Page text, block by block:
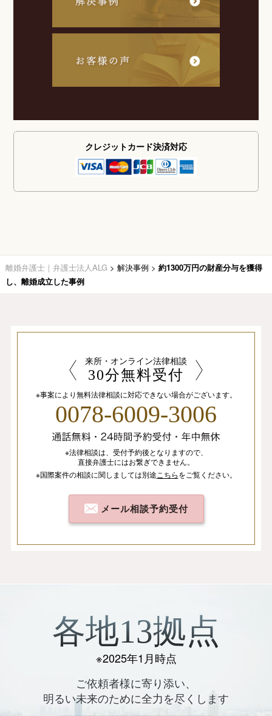
クレジットカード決済対応
離婚弁護士｜弁護士法人ALG > 解決事例 > 約1300万円の財産分与を獲得
し、離婚成立した事例
来所・オンライン法律相談
30分無料受付
※事案により無料法律相談に対応できない場合がございます。
0078-6009-3006
※法律相談は、 受付予約後となりますので、
直接弁護士にはお繋ぎできません。
※国際案件の相談に関しましては別途 こちらをご覧ください。
メール相談予約受付
各地13拠点
※2025年1月時点
ご依頼者様に寄り添い、
明るい未来のために全力を尽くします